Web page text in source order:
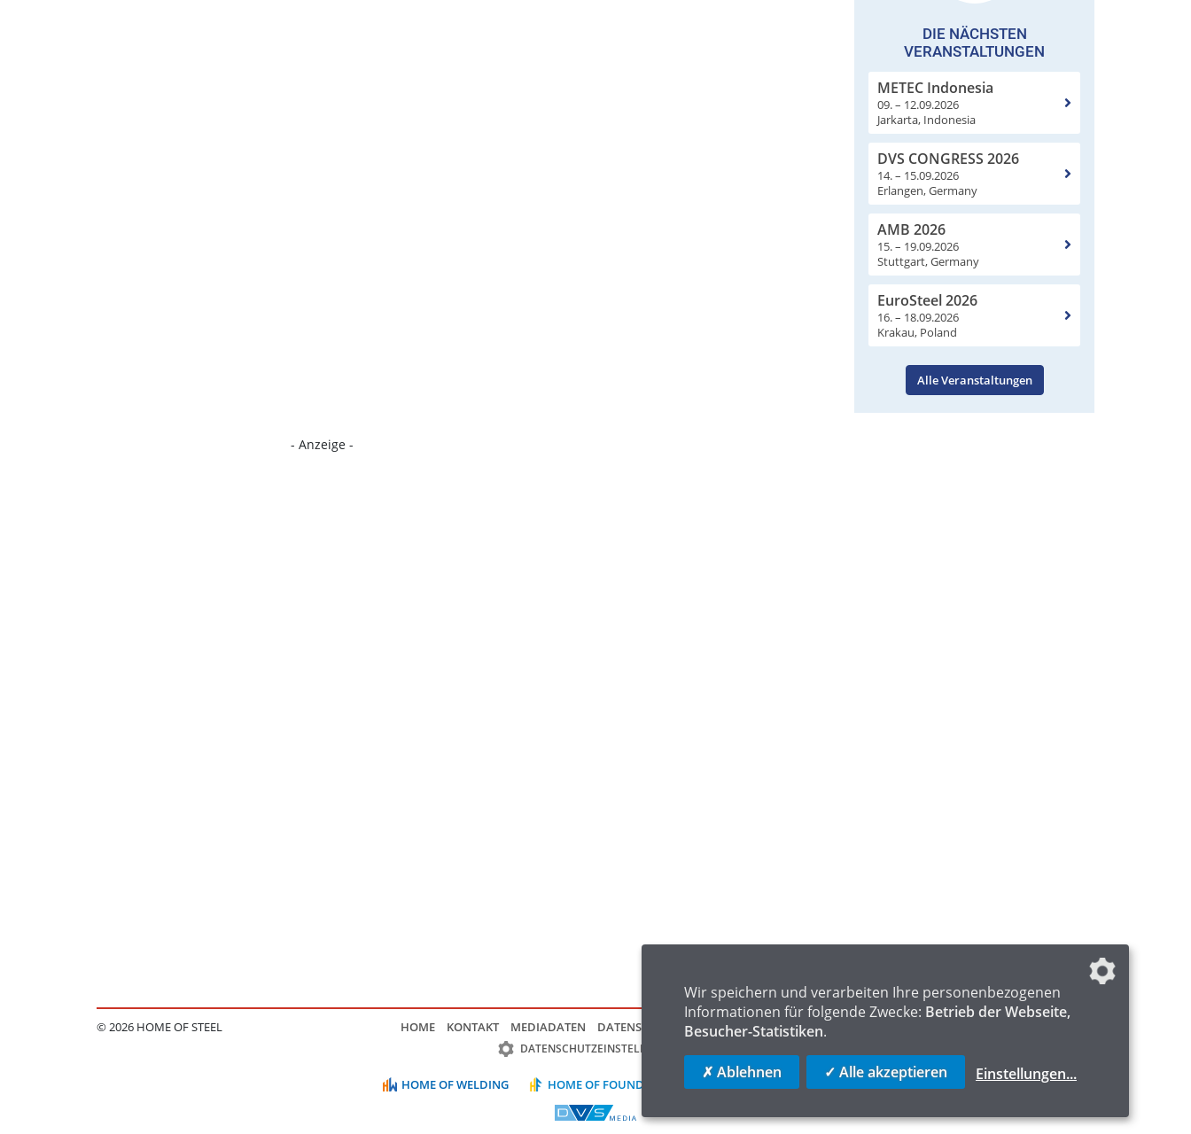
DIE NÄCHSTEN
VERANSTALTUNGEN
METEC Indonesia
09. – 12.09.2026
Jarkarta, Indonesia
DVS CONGRESS 2026
14. – 15.09.2026
Erlangen, Germany
AMB 2026
15. – 19.09.2026
Stuttgart, Germany
EuroSteel 2026
16. – 18.09.2026
Krakau, Poland
Alle Veranstaltungen
- Anzeige -
© 2026 HOME OF STEEL HOME KONTAKT MEDIADATEN DATENSCHUTZ IMPRESSUM FAQ
DATENSCHUTZEINSTELLUNGEN
HOME OF WELDING HOME OF FOUNDRY HOME OF LOGISTICS
Wir speichern und verarbeiten Ihre personenbezogenen
Informationen für folgende Zwecke: Betrieb der Webseite,
Besucher-Statistiken.
✗ Ablehnen ✓ Alle akzeptieren Einstellungen...